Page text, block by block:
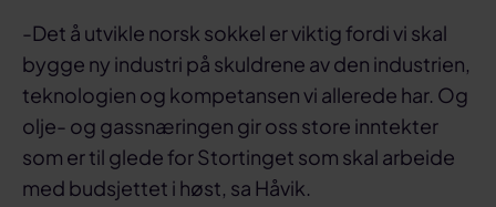
-Det å utvikle norsk sokkel er viktig fordi vi skal
bygge ny industri på skuldrene av den industrien,
teknologien og kompetansen vi allerede har. Og
olje- og gassnæringen gir oss store inntekter
som er til glede for Stortinget som skal arbeide
med budsjettet i høst, sa Håvik.